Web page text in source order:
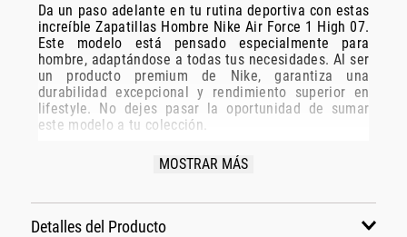
Da un paso adelante en tu rutina deportiva con estas
increíble Zapatillas Hombre Nike Air Force 1 High 07.
Este modelo está pensado especialmente para
hombre, adaptándose a todas tus necesidades. Al ser
un producto premium de Nike, garantiza una
durabilidad excepcional y rendimiento superior en
lifestyle. No dejes pasar la oportunidad de sumar
este modelo a tu colección.
Especificaciones Técnicas:
Disciplina: lifestyle
MOSTRAR MÁS
Detalles del Producto